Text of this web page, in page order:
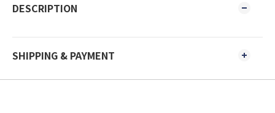
DESCRIPTION
SHIPPING & PAYMENT